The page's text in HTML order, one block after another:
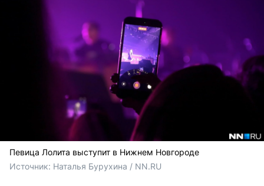
Певица Лолита выступит в Нижнем Новгороде
Источник: Наталья Бурухина / NN.RU